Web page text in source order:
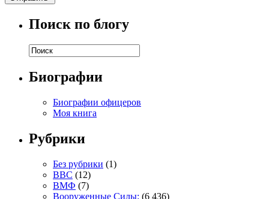
Поиск по блогу
Биографии
Биографии офицеров
Моя книга
Рубрики
Без рубрики (1)
ВВС (12)
ВМФ (7)
Вооруженные Силы: (6 436)